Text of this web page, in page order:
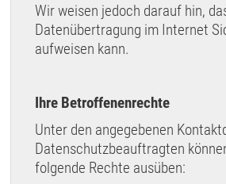
Wir weisen jedoch darauf hin,
Datenübertragung im Internet
aufweisen kann.
Ihre Betroffenenrechte
Unter den angegebenen
Datenschutzbeauftragten
folgende Rechte ausüben: